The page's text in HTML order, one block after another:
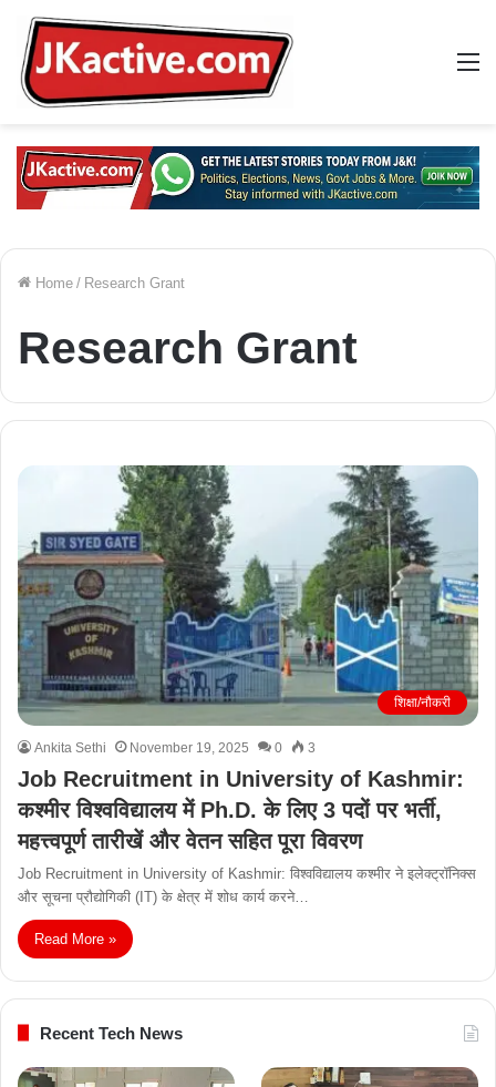
Home / Research Grant
Research Grant
शिक्षा/नौकरी
Ankita Sethi November 19, 2025 0 3
Job Recruitment in University of Kashmir:
कश्मीर विश्वविद्यालय में Ph.D. के लिए 3 पदों पर भर्ती,
महत्त्वपूर्ण तारीखें और वेतन सहित पूरा विवरण
Job Recruitment in University of Kashmir: विश्वविद्यालय कश्मीर ने इलेक्ट्रॉनिक्स
और सूचना प्रौद्योगिकी (IT) के क्षेत्र में शोध कार्य करने…
Read More »
Recent Tech News